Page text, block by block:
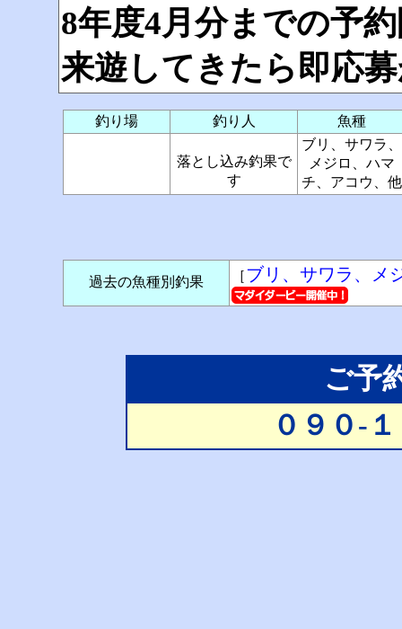
8年度4月分までの予
来遊してきたら即応
釣り場 釣り人 魚種
落とし込み釣果で
す
ブリ、サワラ、
メジロ、ハマ
チ、アコウ、他
過去の魚種別釣果 ［ブリ、サワラ、メ
ご予
０９０-